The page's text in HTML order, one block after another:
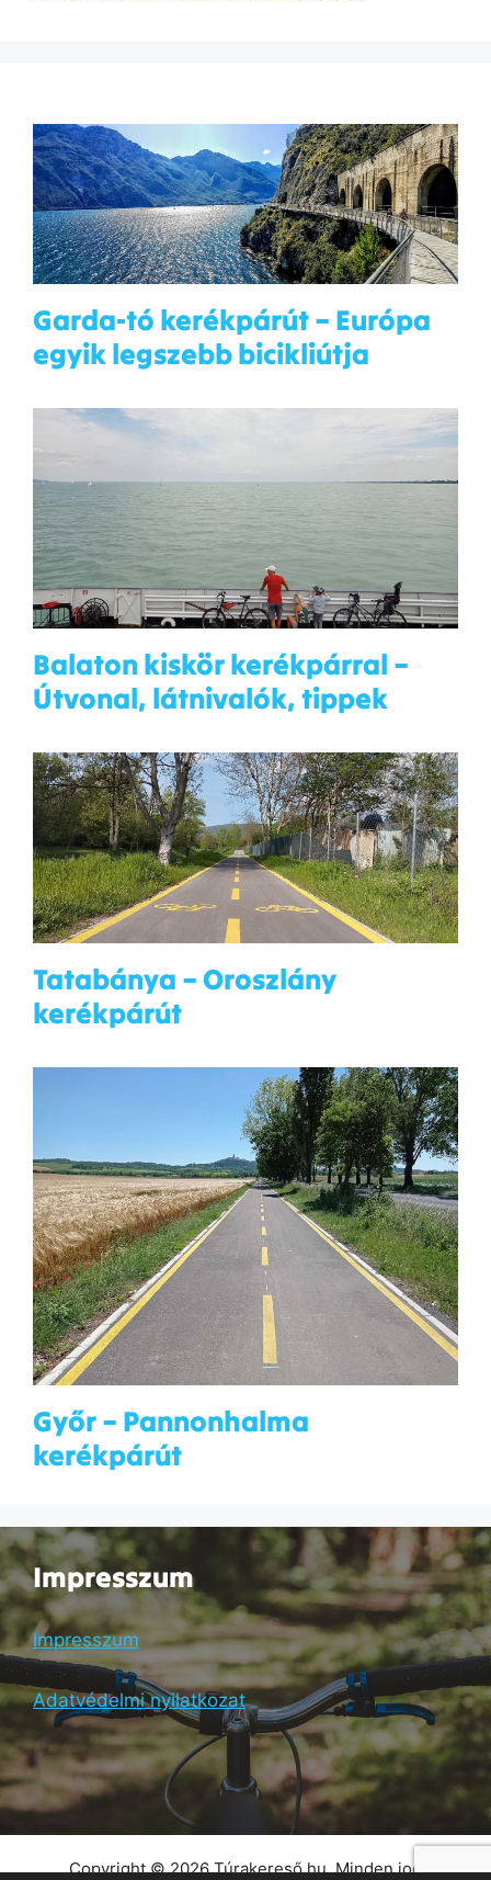
Garda-tó kerékpárút – Európa
egyik legszebb bicikliútja
Balaton kiskör kerékpárral –
Útvonal, látnivalók, tippek
Tatabánya – Oroszlány
kerékpárút
Győr – Pannonhalma
kerékpárút
Impresszum
Impresszum
Adatvédelmi nyilatkozat
Copyright © 2026 Túrakereső.hu. Minden jog